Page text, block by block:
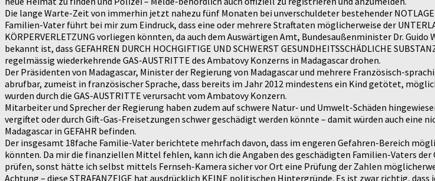
Die lange Warte-Zeit von immerhin jetzt nahezu fünf Monaten bei unverschuldeter bestehender
Familien-Vater führt bei mir zum Eindruck, dass eine oder mehrere Straftaten möglicherweise der
KÖRPERVERLETZUNG vorliegen könnten, da auch dem Auswärtigen Amt, Bundesaußenminister Dr.
bekannt ist, dass GEFAHREN DURCH HOCHGIFTIGE UND SCHWERST GESUNDHEITSSCHÄDLICHE
regelmässig wiederkehrende GAS-AUSTRITTE des Ambatovy Konzerns in Madagascar drohen.
Der Präsidenten von Madagascar, Minister der Regierung von Madagascar und mehrere Französisch-
abrufbar, zumeist in französischer Sprache, dass bereits im Jahr 2012 mindestens ein Kind getötet,
wurden durch die GAS-AUSTRITTE verursacht vom Ambatovy Konzern.
Mitarbeiter und Sprecher der Regierung haben zudem auf schwere Natur- und Umwelt-Schäden
vergiftet oder durch Gift-Gas-Freisetzungen schwer geschädigt werden könnte – damit würden auch eine
Madagascar in GEFAHR befinden.
Der insgesamt 18fache Familie-Vater berichtete mehrfach davon, dass im engeren Gefahren-Bereich
könnten. Da mir die finanziellen Mittel fehlen, kann ich die Angaben des geschädigten Familien-Vaters
prüfen, sonst hätte ich selbst mittels Fernseh-Kamera sicher vor Ort eine Prüfung der Zahlen
Achtung – diese STRAFANZEIGE hat ausdrücklich KEINE politischen Hintergründe. Es ist zwar richtig,